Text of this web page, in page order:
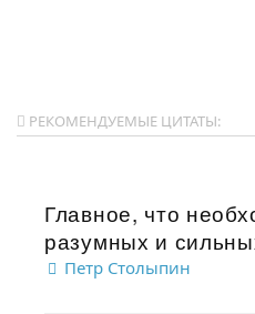
РЕКОМЕНДУЕМЫЕ ЦИТАТЫ:
Главное, что
разумных и
Петр Столыпин